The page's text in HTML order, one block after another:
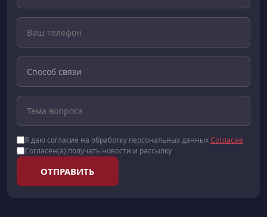
Я даю согласие на обработку персональных данныхСогласие
Согласен(а) получать новости и рассылку
ОТПРАВИТЬ